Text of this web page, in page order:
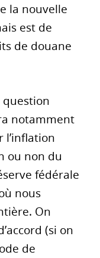
la nouvelle
est de
de douane
question
notamment
l’inflation
ou non du
fédérale
nous
On
(si on
de